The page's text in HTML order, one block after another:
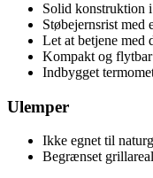
Solid konstruktion
Støbejernsrist
Let at betjene med
Kompakt og flytbar
Indbygget
Ulemper
Ikke egnet til
Begrænset